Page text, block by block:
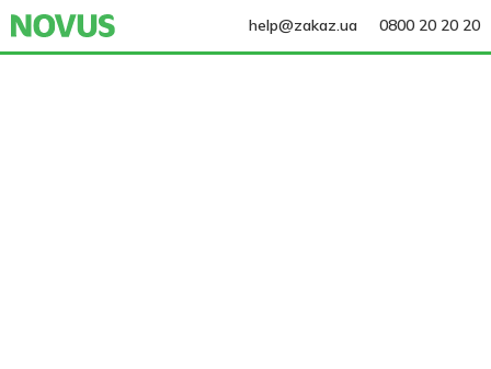
help@zakaz.ua 0800 20 20 20